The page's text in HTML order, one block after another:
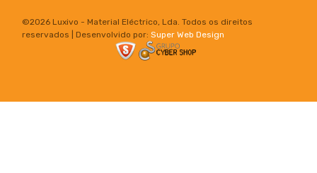
©2026 Luxivo - Material Eléctrico, Lda. Todos os direitos
reservados | Desenvolvido por: Super Web Design